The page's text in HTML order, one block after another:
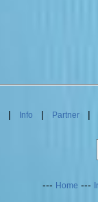
| Info | Partner|
--- Home ---